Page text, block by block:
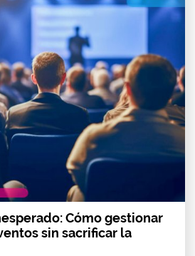
Cómo gestionar
sin sacrificar la